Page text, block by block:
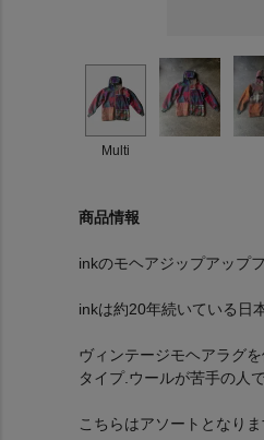
Multi
商品情報
inkのモヘアジップアップ
inkは約20年続いている日
ヴィンテージモヘアラグ
タイプ.ウールが苦手の人
こちらはアソートとなり